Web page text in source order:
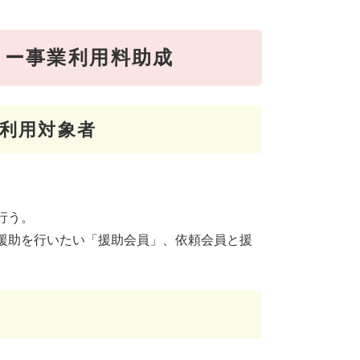
事業利用料助成
用対象者
。
を行いたい「援助会員」、依頼会員と援